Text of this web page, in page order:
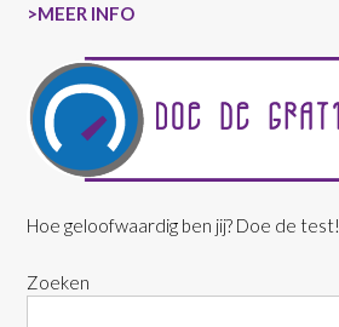
>MEER INFO
Hoe geloofwaardig ben jij? Doe de test!
Zoeken